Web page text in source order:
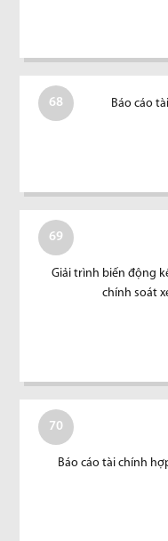
68 Báo cáo
69
Giải trình biến động
chính soát
70
Báo cáo tài chính